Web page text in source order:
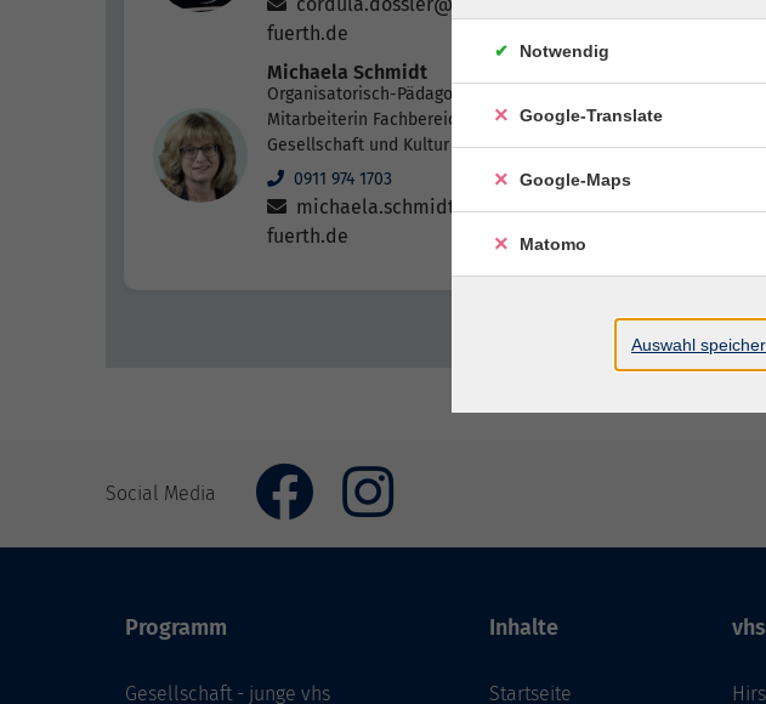
fuerth.de
Michaela Schmidt
Organisatorisch-Pädagogische
Mitarbeiterin Fachbereiche
Gesellschaft und Kultur
0911 974 1703
michaela.schmidt@vhs-
fuerth.de
Keine
Social Media
Programm
Gesellschaft - junge vhs
Inhalte
Startseite
Notwendig
Google-Translate
Google-Maps
Matomo
Auswahl